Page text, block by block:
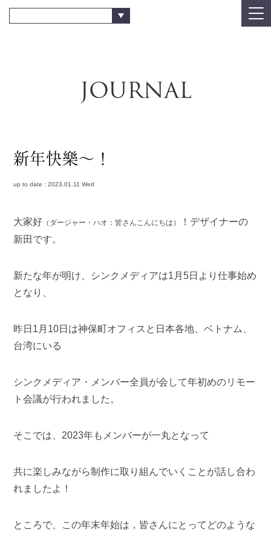
JOURNAL
新年快樂〜！
up to date : 2023.01.11 Wed
大家好 （ダージャー・ハオ：皆さんこんにちは）
！デザイナーの
新田です。
新たな年が明け、シンクメディアは1月5日より仕事始め
となり、
昨日1月10日は神保町オフィスと日本各地、ベトナム、
台湾にいる
シンクメディア・メンバー全員が会して年初めのリモー
ト会議が行われました。
そこでは、2023年もメンバーが一丸となって
共に楽しみながら制作に取り組んでいくことが話し合わ
れましたよ！
ところで、この年末年始は，皆さんにとってどのような